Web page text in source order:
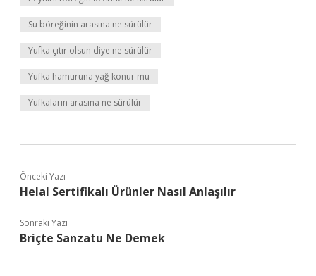
Su böreğinin arasına ne sürülür
Yufka çıtır olsun diye ne sürülür
Yufka hamuruna yağ konur mu
Yufkaların arasına ne sürülür
Önceki Yazı
Helal Sertifikalı Ürünler Nasıl Anlaşılır
Sonraki Yazı
Briçte Sanzatu Ne Demek